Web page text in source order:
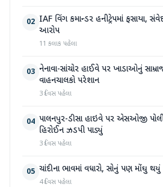
02 IAF વિંગ કમાન્ડર હનીટ્રેપમાં ફસાયા,
આરોપ
11 કલાક પહેલા
03 નેનાવા-સાંચોર હાઈવે પર ખાડાઓનું
વાહનચાલકો પરેશાન
3 દિવસ પહેલા
04 પાલનપુર-ડીસા હાઇવે પર એસઓજી
હિરોઈન ઝડપી પાડ્યું
3 દિવસ પહેલા
05 ચાંદીના ભાવમાં વધારો, સોનું પણ મોંઘુ થયું
4 દિવસ પહેલા